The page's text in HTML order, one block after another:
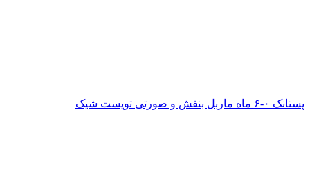
پستانک ۰-۶ ماه ماربل بنفش و صورتی تویست شیک